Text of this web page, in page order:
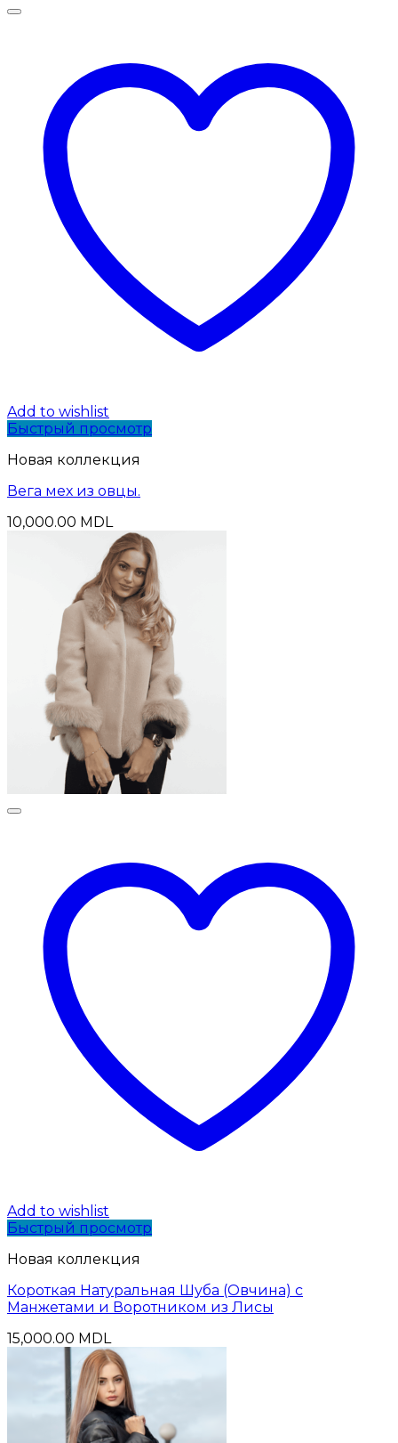
Add to wishlist
Быстрый просмотр
Новая коллекция
Вега мех из овцы.
10,000.00 MDL
Add to wishlist
Быстрый просмотр
Новая коллекция
Короткая Натуральная Шуба (Овчина) с
Манжетами и Воротником из Лисы
15,000.00 MDL